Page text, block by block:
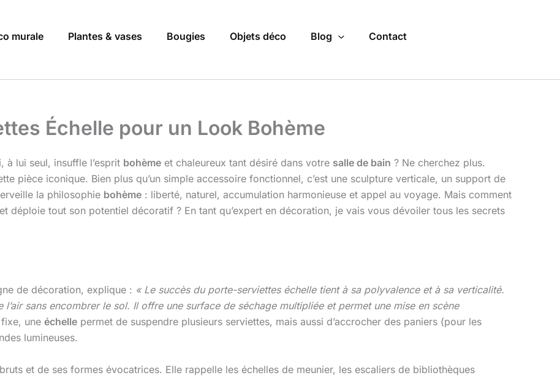
murale Plantes & vases Bougies Objets déco Blog Contact
Échelle pour un Look Bohème
à lui seul, insuffle l’esprit bohème et chaleureux tant désiré dans votre salle de bain ? Ne cherchez plus.
pièce iconique. Bien plus qu’un simple accessoire fonctionnel, c’est une sculpture verticale, un support de
la philosophie bohème : liberté, naturel, accumulation harmonieuse et appel au voyage. Mais comment
déploie tout son potentiel décoratif ? En tant qu’expert en décoration, je vais vous dévoiler tous les secrets
de décoration, explique : « Le succès du porte-serviettes échelle tient à sa polyvalence et à sa verticalité.
sans encombrer le sol. Il offre une surface de séchage multipliée et permet une mise en scène
une échelle permet de suspendre plusieurs serviettes, mais aussi d’accrocher des paniers (pour les
lumineuses.
et de ses formes évocatrices. Elle rappelle les échelles de meunier, les escaliers de bibliothèques